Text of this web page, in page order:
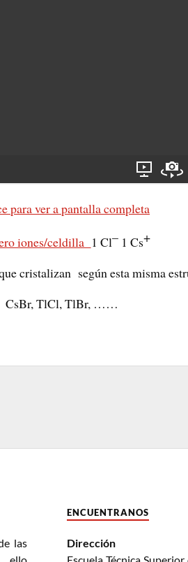
para ver a pantalla completa
iones/celdilla 1 Cl– 1 Cs+
cristalizan según esta misma
CsBr, TlCl, TlBr, ……
las
ENCUENTRANOS
Dirección